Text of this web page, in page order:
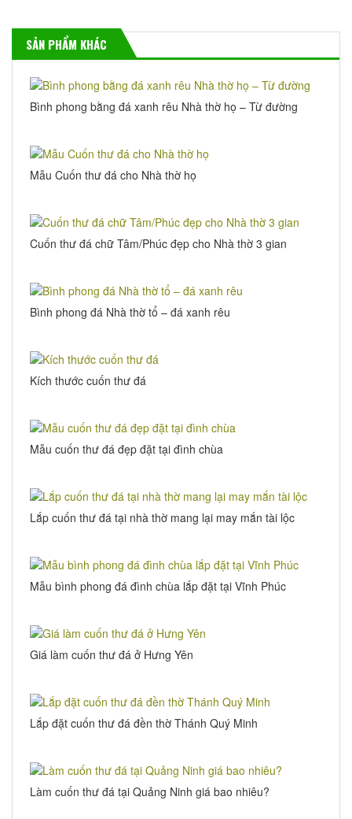
SẢN PHẨM KHÁC
Bình phong bằng đá xanh rêu Nhà thờ họ – Từ đường
Mẫu Cuốn thư đá cho Nhà thờ họ
Cuốn thư đá chữ Tâm/Phúc đẹp cho Nhà thờ 3 gian
Bình phong đá Nhà thờ tổ – đá xanh rêu
Kích thước cuốn thư đá
Mẫu cuốn thư đá đẹp đặt tại đình chùa
Lắp cuốn thư đá tại nhà thờ mang lại may mắn tài lộc
Mẫu bình phong đá đình chùa lắp đặt tại Vĩnh Phúc
Giá làm cuốn thư đá ở Hưng Yên
Lắp đặt cuốn thư đá đền thờ Thánh Quý Minh
Làm cuốn thư đá tại Quảng Ninh giá bao nhiêu?